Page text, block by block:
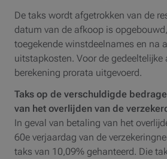
De taks wordt afgetrokken van de
datum van de afkoop is
toegekende winstdeelnames en na
uitstapkosten. Voor de gedeeltelijke
berekening prorata uitgevoerd.
Taks op de verschuldigde
van het overlijden van de
In geval van betaling van het
60e verjaardag van de
taks van 10,09% gehanteerd. Die